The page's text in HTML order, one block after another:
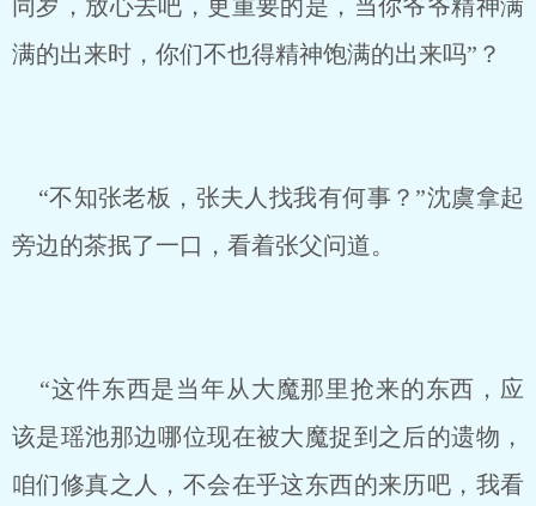
同岁，放心去吧，更重要的是，当你爷爷精神满
满的出来时，你们不也得精神饱满的出来吗”？
“不知张老板，张夫人找我有何事？”沈虞拿起
旁边的茶抿了一口，看着张父问道。
“这件东西是当年从大魔那里抢来的东西，应
该是瑶池那边哪位现在被大魔捉到之后的遗物，
咱们修真之人，不会在乎这东西的来历吧，我看